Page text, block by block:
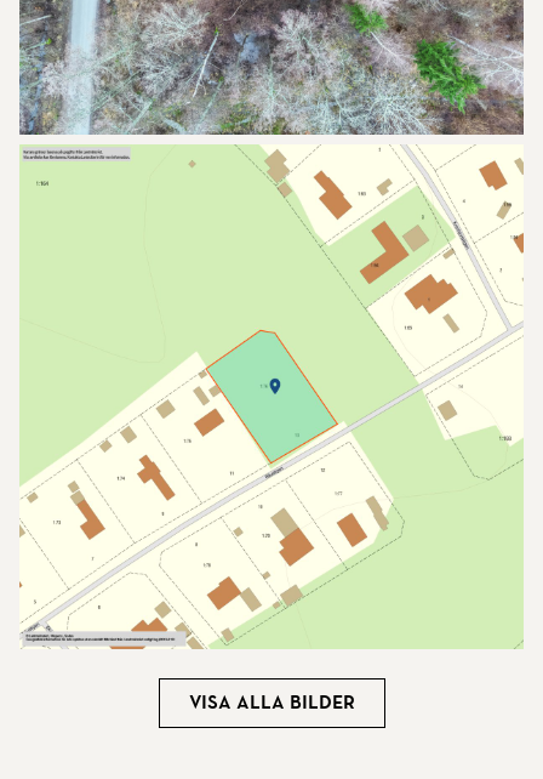
Visa alla bilder